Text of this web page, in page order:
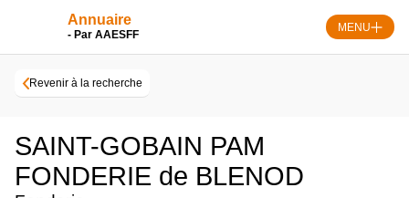
Annuaire
- Par AAESFF
MENU
Revenir à la recherche
SAINT-GOBAIN PAM
FONDERIE de BLENOD